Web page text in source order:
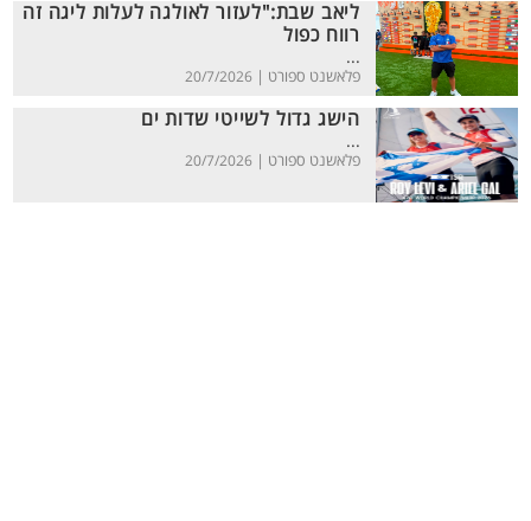
ליאב שבת:"לעזור לאולגה לעלות ליגה זה
רווח כפול
...
פלאשנט ספורט | 20/7/2026
הישג גדול לשייטי שדות ים
...
פלאשנט ספורט | 20/7/2026